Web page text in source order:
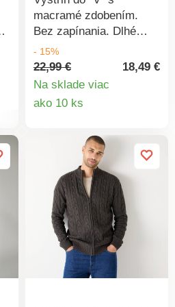
macramé zdobením.
Bez zapínania. Dlhé
rovné rukávy s
vrúbkovaným
zakončením. Rovný,
Možno prať v práčke.
- 15%
22,99 €
18,49 €
Na sklade viac
ako 10 ks